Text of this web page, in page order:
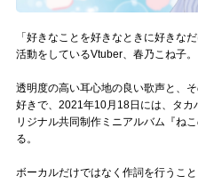
ぶいコミュ！by muevo
ぶいマガ！ by muevo
Follow us
「好きなことを好きなときに好きな
活動をしているVtuber、春乃こね子。
透明度の高い耳心地の良い歌声と、
好きで、2021年10月18日には、タカ
リジナル共同制作ミニアルバム『ね
る。
ボーカルだけではなく作詞を行うこ